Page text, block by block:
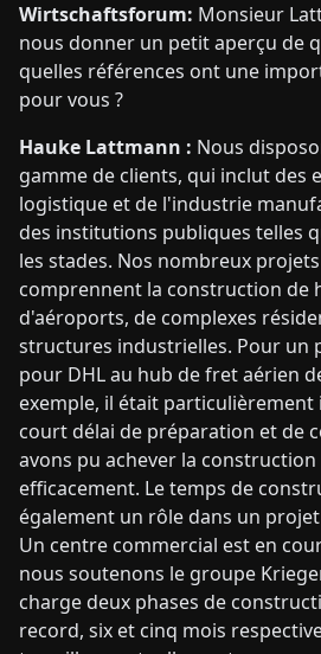
Wirtschaftsforum: Monsieur
nous donner un petit aperçu de
quelles références ont une
pour vous ?
Hauke Lattmann : Nous
gamme de clients, qui inclut des
logistique et de l'industrie
des institutions publiques telles
les stades. Nos nombreux
comprennent la construction de
d'aéroports, de complexes
structures industrielles. Pour un
pour DHL au hub de fret aérien
exemple, il était
court délai de préparation et de
avons pu achever la
efficacement. Le temps de
également un rôle dans un
Un centre commercial est en
nous soutenons le groupe
charge deux phases de
record, six et cinq mois